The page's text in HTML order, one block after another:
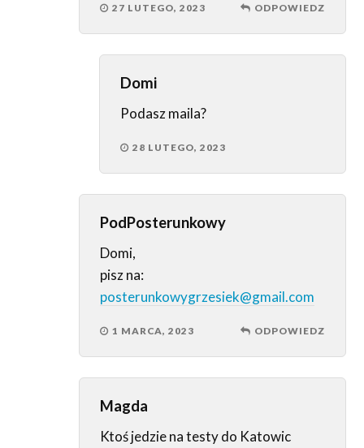
27 LUTEGO, 2023 ODPOWIEDZ
Domi
Podasz maila?
28 LUTEGO, 2023
PodPosterunkowy
Domi,
pisz na:
posterunkowygrzesiek@gmail.com
1 MARCA, 2023 ODPOWIEDZ
Magda
Ktoś jedzie na testy do Katowic